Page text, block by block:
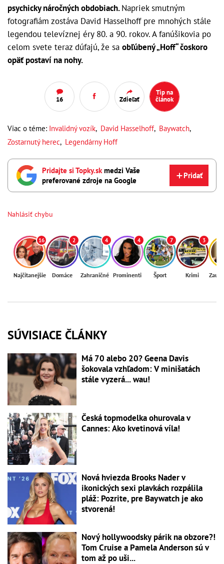
psychicky náročných obdobiach.Napriek smutným
fotografiám zostáva David Hasselhoff pre mnohých stále
legendou televíznej éry 80. a 90. rokov. A fanúšikovia po
celom svete teraz dúfajú, že sa obľúbený „Hoff“ čoskoro
opäť postaví na nohy.
16 Zdieľať
Tip na
článok
Viac o téme: Invalidný vozík, David Hasselhoff, Baywatch,
Zostarnutý herec, Legendárny Hoff
Pridajte si Topky.skmedzi Vaše
preferované zdroje na Google
Pridať
Nahlásiť chybu
16
Najčítanejšie
2
Domáce
4
Zahraničné
4
Prominenti
7
Šport
3
Krimi
SÚVISIACE ČLÁNKY
Má 70 alebo 20? Geena Davis
šokovala vzhľadom: V minišatách
stále vyzerá... wau!
Česká topmodelka ohurovala v
Cannes: Ako kvetinová víla!
Nová hviezda Brooks Nader v
ikonických sexi plavkách rozpálila
pláž: Pozrite, pre Baywatch je ako
stvorená!
Nový hollywoodsky párik na obzore?!
Tom Cruise a Pamela Anderson sú v
tom až po uši...